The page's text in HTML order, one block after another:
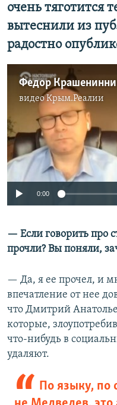
очень тяготится
вытеснили из
радостно
видеоКрым.Реалии
No media
0:00
— Если говорить про
прочли? Вы поняли,
— Да, я ее прочел, и
впечатление от нее
что Дмитрий
которые,
что-нибудь в
удаляют.
По языку, по